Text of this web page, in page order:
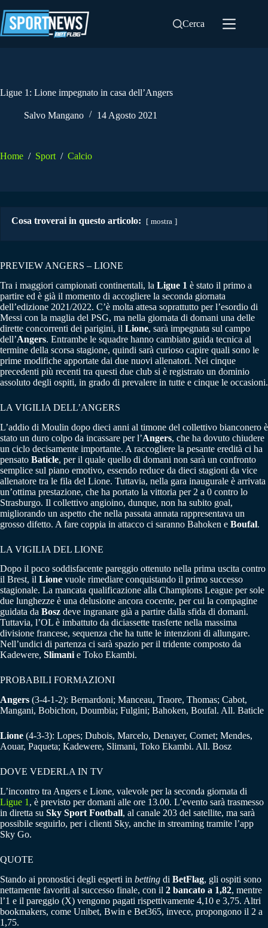
al
contenuto
Cerca
Ligue 1: Lione impegnato in casa dell’Angers
Salvo Mangano 14 Agosto 2021
Home / Sport / Calcio
Cosa troverai in questo articolo: mostra
PREVIEW ANGERS – LIONE
Tra i maggiori campionati continentali, la Ligue 1 è stato il primo a
partire ed è già il momento di accogliere la seconda giornata
dell’edizione 2021/2022. C’è molta attesa soprattutto per l’esordio di
Messi con la maglia del PSG, ma nella giornata di domani una delle
dirette concorrenti dei parigini, il Lione, sarà impegnata sul campo
dell’Angers. Entrambe le squadre hanno cambiato guida tecnica al
termine della scorsa stagione, quindi sarà curioso capire quali sono le
prime modifiche apportate dai due nuovi allenatori. Nei cinque
precedenti più recenti tra questi due club si è registrato un dominio
assoluto degli ospiti, in grado di prevalere in tutte e cinque le occasioni.
LA VIGILIA DELL’ANGERS
L’addio di Moulin dopo dieci anni al timone del collettivo bianconero è
stato un duro colpo da incassare per l’Angers, che ha dovuto chiudere
un ciclo decisamente importante. A raccogliere la pesante eredità ci ha
pensato Baticle, per il quale quello di domani non sarà un confronto
semplice sul piano emotivo, essendo reduce da dieci stagioni da vice
allenatore tra le fila del Lione. Tuttavia, nella gara inaugurale è arrivata
un’ottima prestazione, che ha portato la vittoria per 2 a 0 contro lo
Strasburgo. Il collettivo angioino, dunque, non ha subito goal,
migliorando un aspetto che nella passata annata rappresentava un
grosso difetto. A fare coppia in attacco ci saranno Bahoken e Boufal.
LA VIGILIA DEL LIONE
Dopo il poco soddisfacente pareggio ottenuto nella prima uscita contro
il Brest, il Lione vuole rimediare conquistando il primo successo
stagionale. La mancata qualificazione alla Champions League per sole
due lunghezze è una delusione ancora cocente, per cui la compagine
guidata da Bosz deve ingranare già a partire dalla sfida di domani.
Tuttavia, l’OL è imbattuto da diciassette trasferte nella massima
divisione francese, sequenza che ha tutte le intenzioni di allungare.
Nell’undici di partenza ci sarà spazio per il tridente composto da
Kadewere, Slimani e Toko Ekambi.
PROBABILI FORMAZIONI
Angers (3-4-1-2): Bernardoni; Manceau, Traore, Thomas; Cabot,
Mangani, Bobichon, Doumbia; Fulgini; Bahoken, Boufal. All. Baticle
Lione (4-3-3): Lopes; Dubois, Marcelo, Denayer, Cornet; Mendes,
Aouar, Paqueta; Kadewere, Slimani, Toko Ekambi. All. Bosz
DOVE VEDERLA IN TV
L’incontro tra Angers e Lione, valevole per la seconda giornata di
Ligue 1 , è previsto per domani alle ore 13.00. L’evento sarà trasmesso
in diretta su Sky Sport Football, al canale 203 del satellite, ma sarà
possibile seguirlo, per i clienti Sky, anche in streaming tramite l’app
Sky Go.
QUOTE
Stando ai pronostici degli esperti in betting di BetFlag, gli ospiti sono
nettamente favoriti al successo finale, con il 2 bancato a 1,82, mentre
l’1 e il pareggio (X) vengono pagati rispettivamente 4,10 e 3,75. Altri
bookmakers, come Unibet, Bwin e Bet365, invece, propongono il 2 a
1,75.